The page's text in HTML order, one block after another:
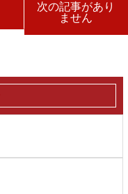
次の記事があり
ません